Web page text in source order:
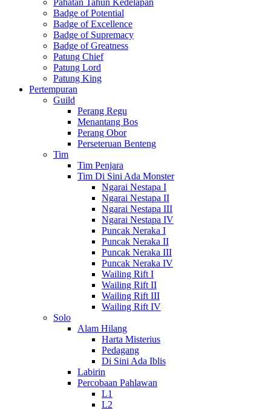
Pahatan Tahun Kedelapan
Badge of Potential
Badge of Excellence
Badge of Supremacy
Badge of Greatness
Patung Chief
Patung Lord
Patung King
Pertempuran
Guild
Perang Regu
Menantang Bos
Perang Obor
Perseteruan Benteng
Tim
Tim Penjara
Tim Di Sini Ada Monster
Ngarai Nestapa I
Ngarai Nestapa II
Ngarai Nestapa III
Ngarai Nestapa IV
Puncak Neraka I
Puncak Neraka II
Puncak Neraka III
Puncak Neraka IV
Wailing Rift I
Wailing Rift II
Wailing Rift III
Wailing Rift IV
Solo
Alam Hilang
Harta Misterius
Pedagang
Di Sini Ada Iblis
Labirin
Percobaan Pahlawan
L1
L2